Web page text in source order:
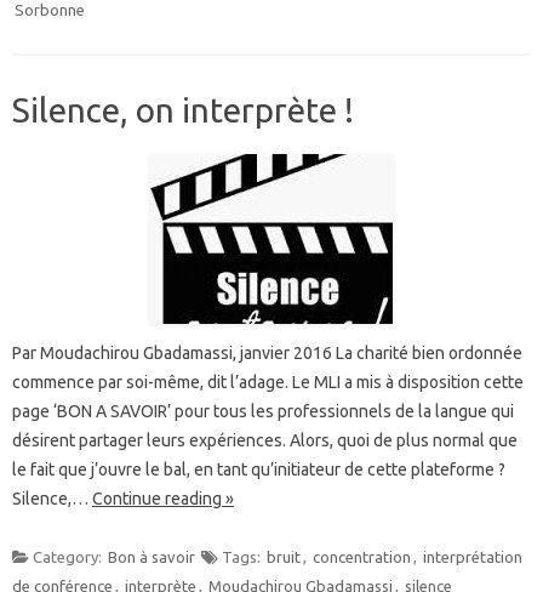
Sorbonne
Silence, on interprète !
Par Moudachirou Gbadamassi, janvier 2016 La charité bien ordonnée
commence par soi-même, dit l’adage. Le MLI a mis à disposition cette
page ‘BON A SAVOIR’ pour tous les professionnels de la langue qui
désirent partager leurs expériences. Alors, quoi de plus normal que
le fait que j’ouvre le bal, en tant qu’initiateur de cette plateforme ?
Silence,… Continue reading »
Category: Bon à savoir Tags: bruit, concentration , interprétation
de conférence , interprète , Moudachirou Gbadamassi , silence